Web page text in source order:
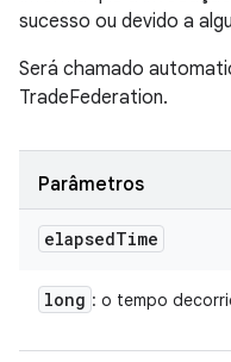
sucesso ou devido a
Será chamado
TradeFederation.
Parâmetros
elapsedTime
long : o tempo